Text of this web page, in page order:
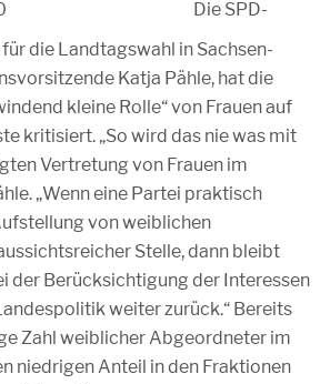
Die SPD-
die Landtagswahl in Sachsen-
Katja Pähle, hat die
kleine Rolle“ von Frauen auf
kritisiert. „So wird das nie was mit
Vertretung von Frauen im
„Wenn eine Partei praktisch
von weiblichen
Stelle, dann bleibt
der Berücksichtigung der Interessen
weiter zurück.“ Bereits
Zahl weiblicher Abgeordneter im
niedrigen Anteil in den Fraktionen